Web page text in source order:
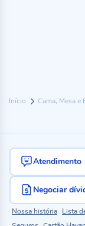
Início Cama, Mesa e
Atendimento
Negociar
Nossa história Lista